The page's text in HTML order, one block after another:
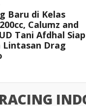
Baru di Kelas
Calumz and
Tani Afdhal Siap
Lintasan Drag
RACING